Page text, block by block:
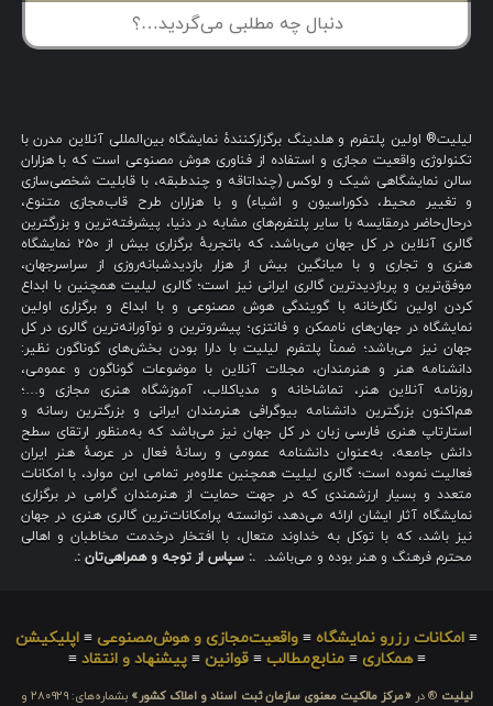
لیلیت® اولین پلتفرم و هلدینگ برگزارکنندهٔ نمایشگاه بین‌المللی آنلاین مدرن با
تکنولوژی واقعیت مجازی و استفاده از فناوری هوش مصنوعی است که با هزاران
سالن نمایشگاهی شیک و لوکس (چنداتاقه و چندطبقه، با قابلیت شخصی‌سازی
و تغییر محیط، دکوراسیون و اشیاء) و با هزاران طرح قاب‌مجازی متنوع،
درحال‌حاضر درمقایسه با سایر پلتفرم‌های مشابه در دنیا، پیشرفته‌ترین و بزرگترین
گالری آنلاین در کل جهان می‌باشد، که باتجربهٔ برگزاری بیش از ۲۵۰ نمایشگاه
هنری و تجاری و با میانگین بیش از هزار بازدیدشبانه‌روزی از سراسرجهان،
موفق‌ترین و پربازدیدترین گالری ایرانی نیز است؛ گالری لیلیت همچنین با ابداع
کردن اولین نگارخانه با گویندگی هوش مصنوعی و با ابداع و برگزاری اولین
نمایشگاه در جهان‌های ناممکن و فانتزی؛ پیشروترین و نوآورانه‌ترین گالری در کل
جهان نیز می‌باشد؛ ضمناً پلتفرم لیلیت با دارا بودن بخش‌های گوناگون نظیر:
دانشنامه هنر و هنرمندان، مجلات آنلاین با موضوعات گوناگون و عمومی،
روزنامه آنلاین هنر، تماشاخانه و مدیاکلاب، آموزشگاه هنری مجازی و…؛
هم‌اکنون بزرگترین دانشنامه بیوگرافی هنرمندان ایرانی و بزرگترین رسانه و
استارتاپ هنری فارسی زبان در کل جهان نیز می‌باشد که به‌منظور ارتقای سطح
دانش جامعه، به‌عنوان دانشنامه عمومی و رسانهٔ فعال در عرصهٔ هنر ایران
فعالیت نموده است؛ گالری لیلیت همچنین علاوه‌بر تمامی این موارد، با امکانات
متعدد و بسیار ارزشمندی که در جهت حمایت از هنرمندان گرامی در برگزاری
نمایشگاه آثار ایشان ارائه می‌دهد، توانسته پرامکانات‌ترین گالری هنری در جهان
نیز باشد، که با توکل به خداوند متعال، با افتخار درخدمت مخاطبان و اهالی
محترم فرهنگ و هنر بوده و می‌باشد. .: سپاس از توجه و همراهی‌تان :.
≡ امکانات رزرو نمایشگاه ≡ واقعیت‌مجازی و هوش‌مصنوعی ≡ اپلیکیشن
≡همکاری ≡منابع‌مطالب ≡قوانین ≡پیشنهاد و انتقاد ≡
لیلیت ® در «مرکز مالکیت معنوی سازمان ثبت اسناد و املاک کشور» بشماره‌های: ۲۸۰۹۲۹ و